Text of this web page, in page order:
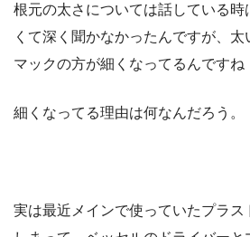
根元の太さについては話している時
くて深く聞かなかったんですが、
マックの方が細くなってるんですね
細くなってる理由は何なんだろう。
実は最近メインで使っていたプラス